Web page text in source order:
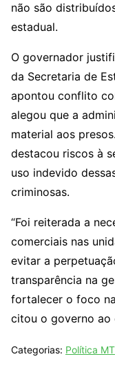
não são
estadual.
O governador
da Secretaria de
apontou conflito
alegou que a
material aos
destacou riscos à
uso indevido
criminosas.
“Foi reiterada a
comerciais nas
evitar a
transparência na
fortalecer o foco
citou o governo ao
Categorias: Política MT